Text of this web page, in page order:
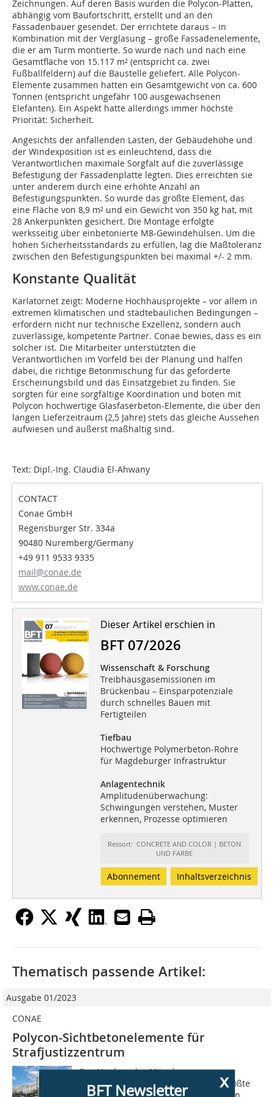
Zeichnungen. Auf deren Basis wurden die Polycon-Platten,
abhängig vom Baufortschritt, erstellt und an den
Fassadenbauer gesendet. Der errichtete daraus – in
Kombination mit der Verglasung – große Fassadenelemente,
die er am Turm montierte. So wurde nach und nach eine
Gesamtfläche von 15.117 m² (entspricht ca. zwei
Fußballfeldern) auf die Baustelle geliefert. Alle Polycon-
Elemente zusammen hatten ein Gesamtgewicht von ca. 600
Tonnen (entspricht ungefähr 100 ausgewachsenen
Elefanten). Ein Aspekt hatte allerdings immer höchste
Priorität: Sicherheit.
Angesichts der anfallenden Lasten, der Gebäudehöhe und
der Windexposition ist es einleuchtend, dass die
Verantwortlichen maximale Sorgfalt auf die zuverlässige
Befestigung der Fassadenplatte legten. Dies erreichten sie
unter anderem durch eine erhöhte Anzahl an
Befestigungspunkten. So wurde das größte Element, das
eine Fläche von 8,9 m² und ein Gewicht von 350 kg hat, mit
28 Ankerpunkten gesichert. Die Montage erfolgte
werksseitig über einbetonierte M8-Gewindehülsen. Um die
hohen Sicherheitsstandards zu erfüllen, lag die Maßtoleranz
zwischen den Befestigungspunkten bei maximal +/- 2 mm.
Konstante Qualität
Karlatornet zeigt: Moderne Hochhausprojekte – vor allem in
extremen klimatischen und städtebaulichen Bedingungen –
erfordern nicht nur technische Exzellenz, sondern auch
zuverlässige, kompetente Partner. Conae bewies, dass es ein
solcher ist. Die Mitarbeiter unterstützten die
Verantwortlichen im Vorfeld bei der Planung und halfen
dabei, die richtige Betonmischung für das geforderte
Erscheinungsbild und das Einsatzgebiet zu finden. Sie
sorgten für eine sorgfältige Koordination und boten mit
Polycon hochwertige Glasfaserbeton-Elemente, die über den
langen Lieferzeitraum (2,5 Jahre) stets das gleiche Aussehen
aufwiesen und äußerst maßhaltig sind.
Text: Dipl.-Ing. Claudia El-Ahwany
CONTACT
Conae GmbH
Regensburger Str. 334a
90480 Nuremberg/Germany
+49 911 9533 9335
mail@conae.de
www.conae.de
Dieser Artikel erschien in
BFT 07/2026
Wissenschaft & Forschung
Treibhausgasemissionen im
Brückenbau – Einsparpotenziale
durch schnelles Bauen mit
Fertigteilen
Tiefbau
Hochwertige Polymerbeton-Rohre
für Magdeburger Infrastruktur
Anlagentechnik
Amplitudenüberwachung:
Schwingungen verstehen, Muster
erkennen, Prozesse optimieren
Ressort: CONCRETE AND COLOR | BETON
UND FARBE
Abonnement Inhaltsverzeichnis
x
BFT Newsletter
Thematisch passende Artikel:
Ausgabe 01/2023
CONAE
Polycon-Sichtbetonelemente für
Strafjustizzentrum
Der Neubau des Münchner
Strafjustizzentrums ist das derzeit größte